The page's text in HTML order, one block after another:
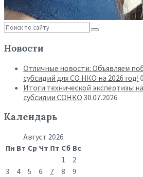
Новости
Отличные новости: Объявляем
субсидий для СО НКО на 2026 год!
Итоги технической экспертизы
субсидии СОНКО 30.07.2026
Календарь
Август 2026
Пн Вт Ср Чт Пт Сб Вс
1
2
3
4 5 6 7 8
9